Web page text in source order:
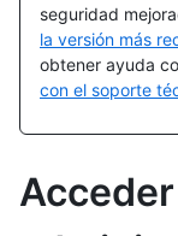
seguridad
la versión más
obtener ayuda
con el soporte